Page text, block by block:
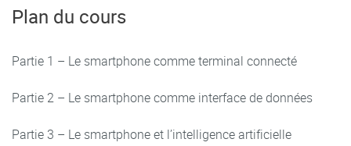
juridique ;
administratives (ex. : ARCEP, CNIL, ARCOM).
Ces notions seront brièvement rappelées ou
conseillé aux étudiants de s’y référer régulièrement tout au
Plan du cours
Partie 1 – Le smartphone comme terminal connecté
Partie 2 – Le smartphone comme interface de données
Partie 3 – Le smartphone et l’intelligence artificielle